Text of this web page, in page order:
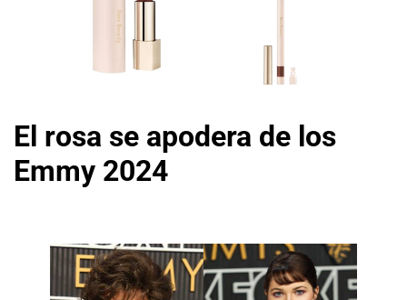
El rosa se apodera de los
Emmy 2024